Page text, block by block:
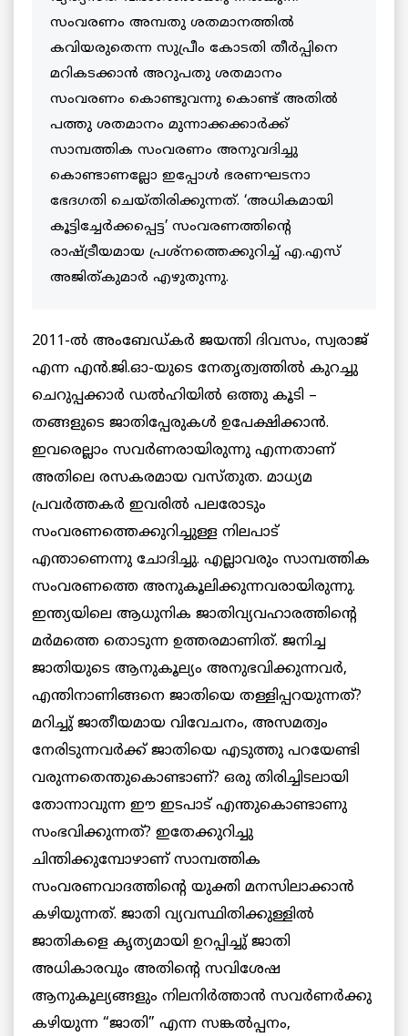
സംവരണം അമ്പതു ശതമാനത്തില്‍
കവിയരുതെന്ന സുപ്രീം കോടതി തീര്‍പ്പിനെ
മറികടക്കാന്‍ അറുപതു ശതമാനം
സംവരണം കൊണ്ടുവന്നു കൊണ്ട് അതില്‍
പത്തു ശതമാനം മുന്നാക്കക്കാര്‍ക്ക്
സാമ്പത്തിക സംവരണം അനുവദിച്ചു
കൊണ്ടാണല്ലോ ഇപ്പോള്‍ ഭരണഘടനാ
ഭേദഗതി ചെയ്തിരിക്കുന്നത്. ‘അധികമായി
കൂട്ടിച്ചേര്‍ക്കപ്പെട്ട’ സംവരണത്തിന്റെ
രാഷ്ട്രീയമായ പ്രശ്‌നത്തെക്കുറിച്ച് എ.എസ്
അജിത്കുമാര്‍ എഴുതുന്നു.
2011-ല്‍ അംബേഡ്കര്‍ ജയന്തി ദിവസം, സ്വരാജ്
എന്ന എന്‍.ജി.ഓ-യുടെ നേതൃത്വത്തില്‍ കുറച്ചു
ചെറുപ്പക്കാര്‍ ഡല്‍ഹിയില്‍ ഒത്തു കൂടി –
തങ്ങളുടെ ജാതിപ്പേരുകള്‍ ഉപേക്ഷിക്കാന്‍.
ഇവരെല്ലാം സവര്‍ണരായിരുന്നു എന്നതാണ്
അതിലെ രസകരമായ വസ്തുത. മാധ്യമ
പ്രവര്‍ത്തകര്‍ ഇവരില്‍ പലരോടും
സംവരണത്തെക്കുറിച്ചുള്ള നിലപാട്
എന്താണെന്നു ചോദിച്ചു. എല്ലാവരും സാമ്പത്തിക
സംവരണത്തെ അനുകൂലിക്കുന്നവരായിരുന്നു.
ഇന്ത്യയിലെ ആധുനിക ജാതിവ്യവഹാരത്തിന്റെ
മർമത്തെ തൊടുന്ന ഉത്തരമാണിത്. ജനിച്ച
ജാതിയുടെ ആനുകൂല്യം അനുഭവിക്കുന്നവര്‍,
എന്തിനാണിങ്ങനെ ജാതിയെ തള്ളിപ്പറയുന്നത്?
മറിച്ചു് ജാതീയമായ വിവേചനം, അസമത്വം
നേരിടുന്നവര്‍ക്ക് ജാതിയെ എടുത്തു പറയേണ്ടി
വരുന്നതെന്തുകൊണ്ടാണ്? ഒരു തിരിച്ചിടലായി
തോന്നാവുന്ന ഈ ഇടപാട് എന്തുകൊണ്ടാണു
സംഭവിക്കുന്നത്? ഇതേക്കുറിച്ചു
ചിന്തിക്കുമ്പോഴാണ് സാമ്പത്തിക
സംവരണവാദത്തിന്റെ യുക്തി മനസിലാക്കാന്‍
കഴിയുന്നത്. ജാതി വ്യവസ്ഥിതിക്കുള്ളില്‍
ജാതികളെ കൃത്യമായി ഉറപ്പിച്ചു് ജാതി
അധികാരവും അതിന്റെ സവിശേഷ
ആനുകൂല്യങ്ങളും നിലനിര്‍ത്താന്‍ സവര്‍ണര്‍ക്കു
കഴിയുന്ന “ജാതി” എന്ന സങ്കല്‍പ്പനം,